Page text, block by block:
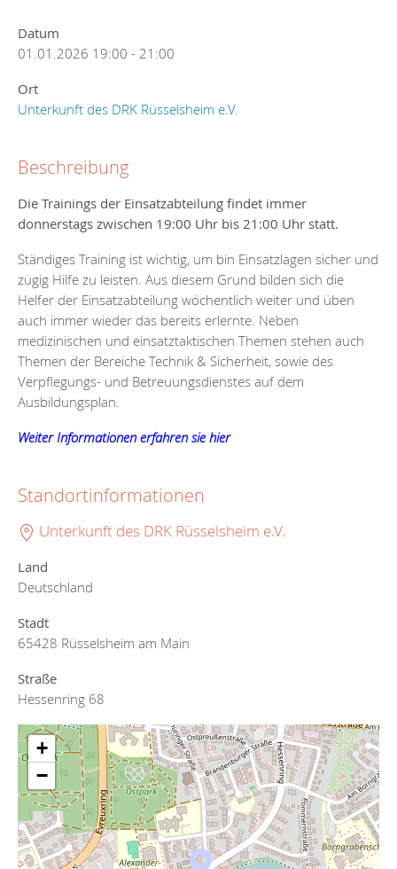
Datum
01.01.2026 19:00 - 21:00
Ort
Unterkunft des DRK Rüsselsheim e.V.
Beschreibung
Die Trainings der Einsatzabteilung findet immer
donnerstags zwischen 19:00 Uhr bis 21:00 Uhr statt.
Ständiges Training ist wichtig, um bin Einsatzlagen sicher und
zügig Hilfe zu leisten. Aus diesem Grund bilden sich die
Helfer der Einsatzabteilung wöchentlich weiter und üben
auch immer wieder das bereits erlernte. Neben
medizinischen und einsatztaktischen Themen stehen auch
Themen der Bereiche Technik & Sicherheit, sowie des
Verpflegungs- und Betreuungsdienstes auf dem
Ausbildungsplan.
Weiter Informationen erfahren sie hier
Standortinformationen
Unterkunft des DRK Rüsselsheim e.V.
Land
Deutschland
Stadt
65428 Rüsselsheim am Main
Straße
Hessenring 68
+
−